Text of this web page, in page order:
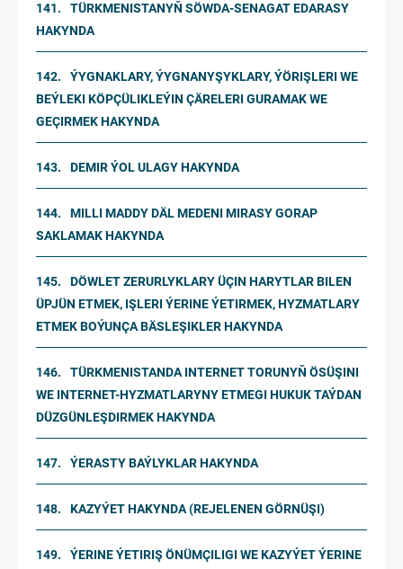
TÜRKMENISTANYŇ SÖWDA-SENAGAT EDARASY
HAKYNDA
ÝYGNAKLARY, ÝYGNANYŞYKLARY, ÝÖRIŞLERI WE
BEÝLEKI KÖPÇÜLIKLEÝIN ÇÄRELERI GURAMAK WE
GEÇIRMEK HAKYNDA
DEMIR ÝOL ULAGY HAKYNDA
MILLI MADDY DÄL MEDENI MIRASY GORAP
SAKLAMAK HAKYNDA
DÖWLET ZERURLYKLARY ÜÇIN HARYTLAR BILEN
ÜPJÜN ETMEK, IŞLERI ÝERINE ÝETIRMEK, HYZMATLARY
ETMEK BOÝUNÇA BÄSLEŞIKLER HAKYNDA
TÜRKMENISTANDA INTERNET TORUNYŇ ÖSÜŞINI
WE INTERNET-HYZMATLARYNY ETMEGI HUKUK TAÝDAN
DÜZGÜNLEŞDIRMEK HAKYNDA
ÝERASTY BAÝLYKLAR HAKYNDA
KAZYÝET HAKYNDA (REJELENEN GÖRNÜŞI)
ÝERINE ÝETIRIŞ ÖNÜMÇILIGI WE KAZYÝET ÝERINE